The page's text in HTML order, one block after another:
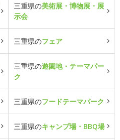
三重県の美術展・博物展・展
示会
三重県のフェア
三重県の遊園地・テーマパー
ク
三重県のフードテーマパーク
三重県のキャンプ場・BBQ場